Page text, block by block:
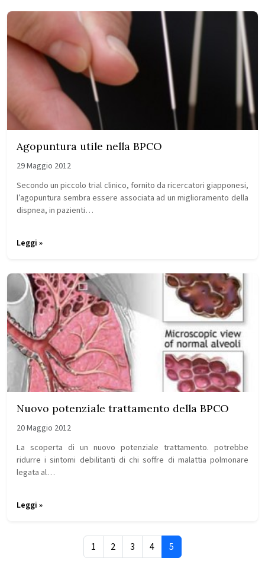
Agopuntura utile nella BPCO
29 Maggio 2012
Secondo un piccolo trial clinico, fornito da ricercatori giapponesi,
l’agopuntura sembra essere associata ad un miglioramento della
dispnea, in pazienti…
Leggi »
Nuovo potenziale trattamento della BPCO
20 Maggio 2012
La scoperta di un nuovo potenziale trattamento. potrebbe
ridurre i sintomi debilitanti di chi soffre di malattia polmonare
legata al…
Leggi »
Page
1 Page
2 Page
3 Page
4 Current Page
5